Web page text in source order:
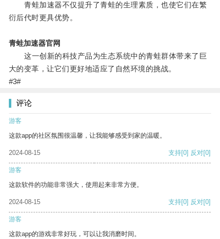
青蛙加速器不仅提升了青蛙的生理素质，也使它们在繁
衍后代时更具优势。
青蛙加速器官网
这一创新的科技产品为生态系统中的青蛙群体带来了巨
大的变革，让它们更好地适应了自然环境的挑战。
#3#
评论
游客
这款app的社区氛围很温馨，让我能够感受到家的温暖。
2024-08-15 支持[0] 反对[0]
游客
这款软件的功能非常强大，使用起来非常方便。
2024-08-15 支持[0] 反对[0]
游客
这款app的游戏非常好玩，可以让我消磨时间。